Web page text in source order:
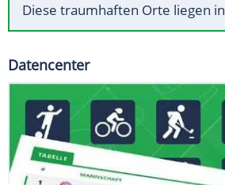
Diese traumhaften Orte liegen
Datencenter